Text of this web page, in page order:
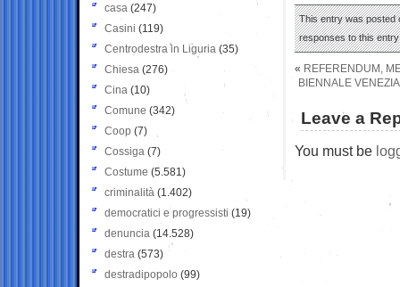
This entry was posted
responses to this
« REFERENDUM,
BIENNALE
Leave a
You must be
casa (247)
Casini (119)
Centrodestra in Liguria (35)
Chiesa (276)
Cina (10)
Comune (342)
Coop (7)
Cossiga (7)
Costume (5.581)
criminalità (1.402)
democratici e progressisti (19)
denuncia (14.528)
destra (573)
destradipopolo (99)